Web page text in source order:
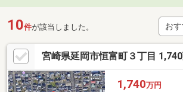
10件が該当しました。
宮崎県延岡市恒富町３丁目
1,740万円